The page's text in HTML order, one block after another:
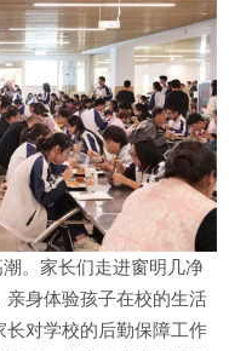
。家长们走进窗明几净
亲身体验孩子在校的生活
对学校的后勤保障工作